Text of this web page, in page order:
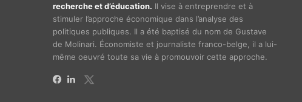
recherche et d’éducation. Il vise à entreprendre et à
stimuler l’approche économique dans l’analyse des
politiques publiques. Il a été baptisé du nom de Gustave
de Molinari. Économiste et journaliste franco-belge, il a lui-
même oeuvré toute sa vie à promouvoir cette approche.